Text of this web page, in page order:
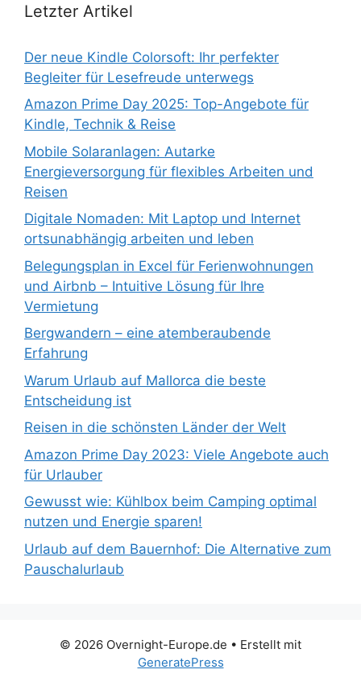
Letzter Artikel
Der neue Kindle Colorsoft: Ihr perfekter
Begleiter für Lesefreude unterwegs
Amazon Prime Day 2025: Top-Angebote für
Kindle, Technik & Reise
Mobile Solaranlagen: Autarke
Energieversorgung für flexibles Arbeiten und
Reisen
Digitale Nomaden: Mit Laptop und Internet
ortsunabhängig arbeiten und leben
Belegungsplan in Excel für Ferienwohnungen
und Airbnb – Intuitive Lösung für Ihre
Vermietung
Bergwandern – eine atemberaubende
Erfahrung
Warum Urlaub auf Mallorca die beste
Entscheidung ist
Reisen in die schönsten Länder der Welt
Amazon Prime Day 2023: Viele Angebote auch
für Urlauber
Gewusst wie: Kühlbox beim Camping optimal
nutzen und Energie sparen!
Urlaub auf dem Bauernhof: Die Alternative zum
Pauschalurlaub
© 2026 Overnight-Europe.de • Erstellt mit
GeneratePress